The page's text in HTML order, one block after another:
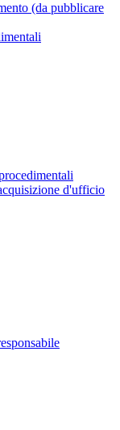
(da pubblicare
d'ufficio